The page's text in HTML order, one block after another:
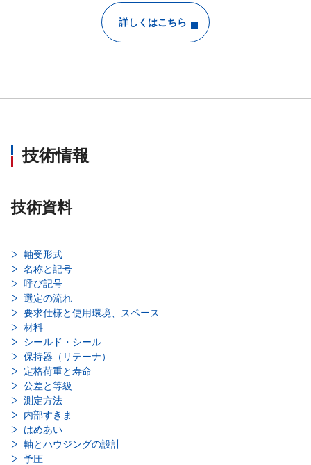
詳しくはこちら
技術情報
技術資料
軸受形式
名称と記号
呼び記号
選定の流れ
要求仕様と使用環境、スペース
材料
シールド・シール
保持器（リテーナ）
定格荷重と寿命
公差と等級
測定方法
内部すきま
はめあい
軸とハウジングの設計
予圧